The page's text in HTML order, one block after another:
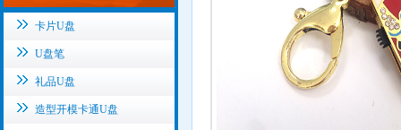
卡片U盘
U盘笔
礼品U盘
造型开模卡通U盘